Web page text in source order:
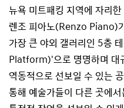
뉴욕 미트패킹 지역에 자리
렌조 피아노(Renzo Piano)
가장 큰 야외 갤러리인 5층
Platform)'으로 명명하며 대
역동적으로 선보일 수 있는
통해 예술가들이 다른 곳에